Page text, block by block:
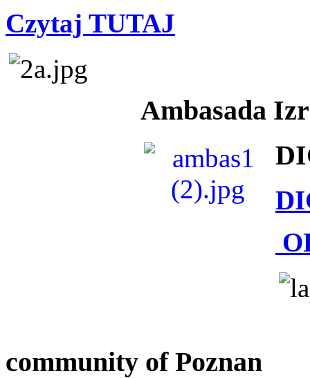
Czytaj TUTAJ
Ambasada
community of Poznan